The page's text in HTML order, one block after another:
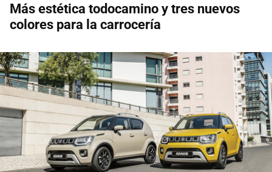
Más estética todocamino y tres nuevos
colores para la carrocería